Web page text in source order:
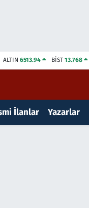
ALTIN 6513.94 BİST13.768
İlanlar Yazarlar